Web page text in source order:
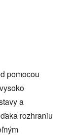
pomocou
a
rozhraniu